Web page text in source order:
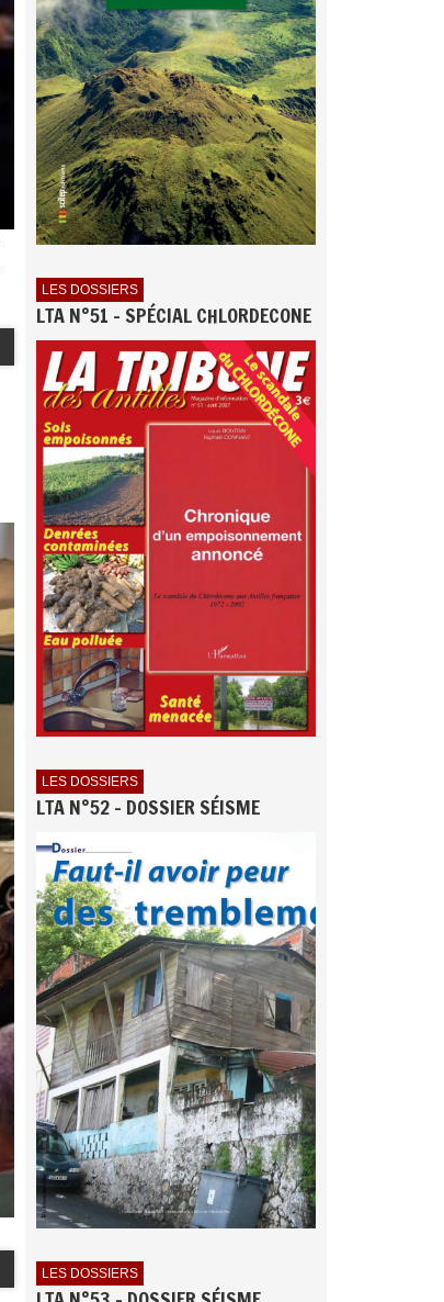
LES DOSSIERS
LTA N°51 - SPÉCIAL CHLORDECONE
LES DOSSIERS
LTA N°52 - DOSSIER SÉISME
LES DOSSIERS